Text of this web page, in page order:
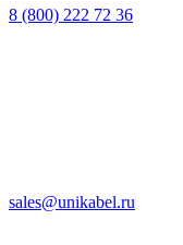
8 (800) 222 72 36
sales@unikabel.ru